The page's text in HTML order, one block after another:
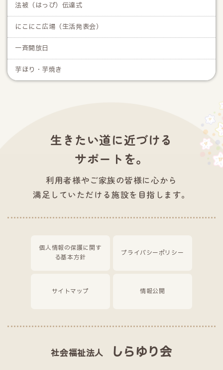
法被（はっぴ）伝達式
にこにこ広場（生活発表会）
一斉開放日
芋ほり・芋焼き
生きたい道に近づける
サポートを。
利用者様やご家族の皆様に心から
満足していただける施設を目指します。
個人情報の保護に関す
る基本方針
プライバシーポリシー
サイトマップ 情報公開
社会福祉法人 しらゆり会